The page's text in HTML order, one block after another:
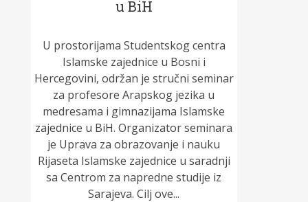
u BiH
U prostorijama Studentskog centra
Islamske zajednice u Bosni i
Hercegovini, održan je stručni seminar
za profesore Arapskog jezika u
medresama i gimnazijama Islamske
zajednice u BiH. Organizator seminara
je Uprava za obrazovanje i nauku
Rijaseta Islamske zajednice u saradnji
sa Centrom za napredne studije iz
Sarajeva. Cilj ove...